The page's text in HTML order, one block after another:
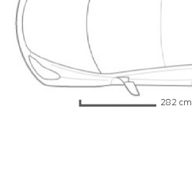
282 cm